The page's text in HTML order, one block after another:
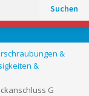
&
&
G